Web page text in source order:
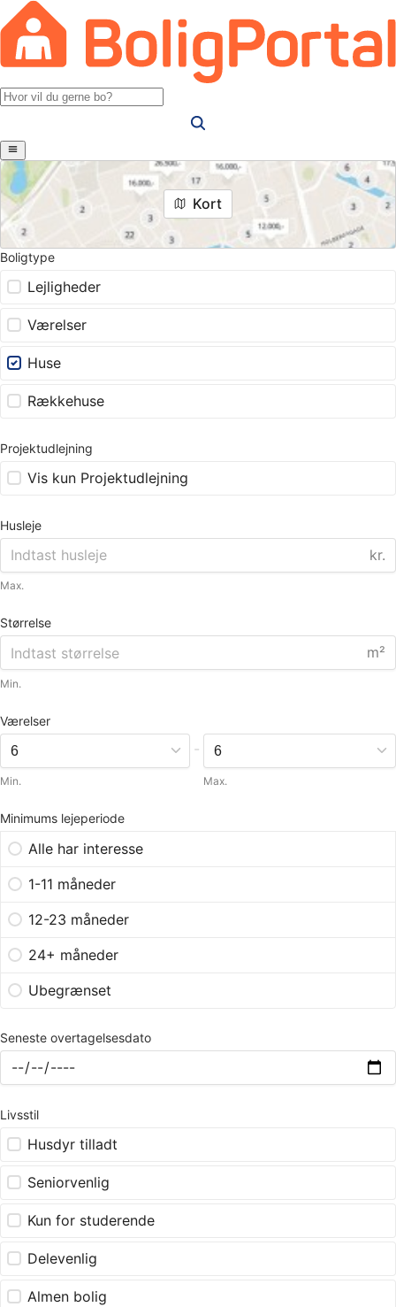
Kort
Boligtype
Lejligheder
Værelser
Huse
Rækkehuse
Projektudlejning
Vis kun Projektudlejning
Husleje
kr.
Max.
Størrelse
m²
Min.
Værelser
Min.
-
Max.
Minimums lejeperiode
Alle har interesse
1-11 måneder
12-23 måneder
24+ måneder
Ubegrænset
Seneste overtagelsesdato
Livsstil
Husdyr tilladt
Seniorvenlig
Kun for studerende
Delevenlig
Almen bolig